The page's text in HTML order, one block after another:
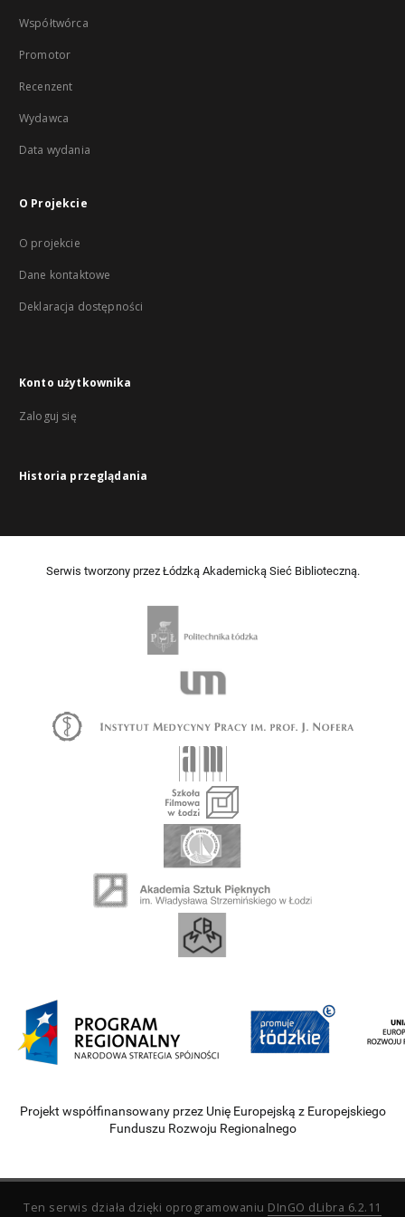
Współtwórca
Promotor
Recenzent
Wydawca
Data wydania
O Projekcie
O projekcie
Dane kontaktowe
Deklaracja dostępności
Konto użytkownika
Zaloguj się
Historia przeglądania
Serwis tworzony przez Łódzką Akademicką Sieć Biblioteczną.
Projekt współfinansowany przez Unię Europejską z Europejskiego
Funduszu Rozwoju Regionalnego
Ten serwis działa dzięki oprogramowaniu DInGO dLibra 6.2.11